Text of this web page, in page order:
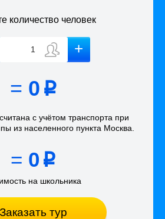
количество человек
= 0 p
с учётом транспорта при
из населенного пункта Москва
= 0 p
на школьника
Заказать тур